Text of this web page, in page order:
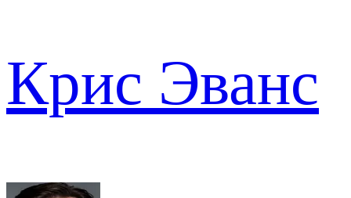
Крис Эванс